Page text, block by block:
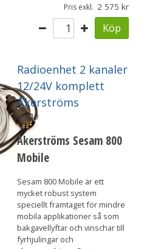
Pris exkl. 2 575
Köp
Radioenhet 2 kanaler
12/24V komplett
Åkerströms
82310
Åkerströms Sesam 800
Mobile
Sesam 800 Mobile är ett
mycket robust system
speciellt framtaget för mindre
mobila applikationer så som
bakgavellyftar och vinschar till
fyrhjulingar och